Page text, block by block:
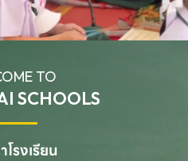
TO
SCHOOLS
รงเรียน